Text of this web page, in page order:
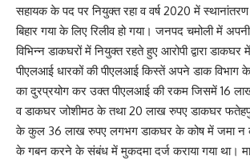
सहायक के पद पर नियुक्त रहा व वर्ष 2020 में
बिहार गया के लिए रिलीव हो गया। जनपद चमोली में
विभिन्न डाकघरों में नियुक्त रहते हुए आरोपी द्वारा डाकघर
पीएलआई धारकों की पीएलआई किस्तें अपने डाक विभाग
का दुरप्रयोग कर उक्त पीएलआई की रकम जिसमें 16
व डाकघर जोशीमठ के तथा 20 लाख रुपए डाकघर
के कुल 36 लाख रुपए लगभग डाकघर के कोष में जमा न
के गबन करने के संबंध में मुकदमा दर्ज कराया गया था।